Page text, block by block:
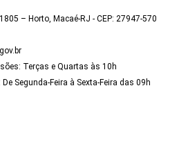
– Horto, Macaé-RJ - CEP: 27947-570
Terças e Quartas às 10h
Segunda-Feira à Sexta-Feira das 09h